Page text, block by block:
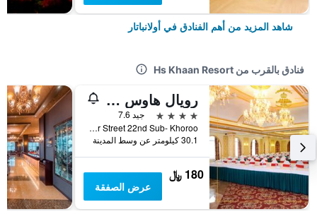
شاهد المزيد من أهم الفنادق في أولانباتار
فنادق بالقرب من Hs Khaan Resort
رويال هاوس هوتل 2
4 نجوم
جيد 7.6
Khasbaatar Street 22nd Sub- Khoroo, أولانباتار, منغوليا
30.1 كيلومتر عن وسط المدينة
180 ﷼
عرض الصفقة